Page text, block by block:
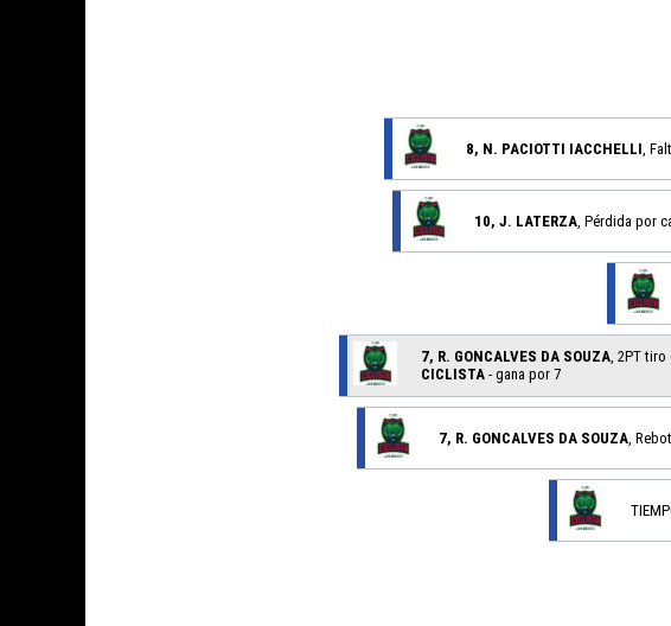
8, N. PACIOTTI IACCHELLI ,
10, J. LATERZA , Pérdida por
7, R. GONCALVES DA SOUZA , 2PT
CICLISTA - gana por 7
7, R. GONCALVES DA SOUZA ,